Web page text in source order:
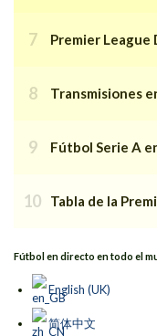
Premier League
Transmisiones
Fútbol Serie A
Tabla de la
Fútbol en directo en todo el
English (UK)
简体中文